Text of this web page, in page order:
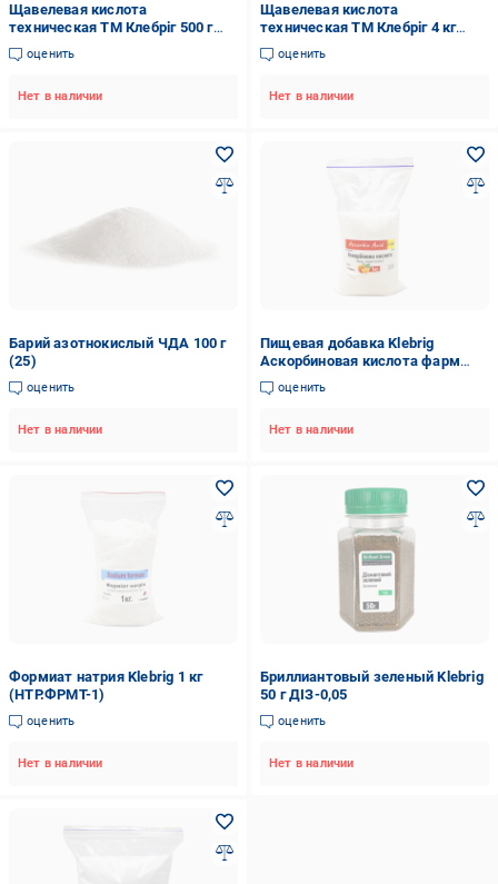
Щавелевая кислота
техническая ТМ Клебріг 500 г
(2065271974)
оценить
Нет в наличии
Щавелевая кислота
техническая ТМ Клебріг 4 кг
(2065271940)
оценить
Нет в наличии
Барий азотнокислый ЧДА 100 г
(25)
оценить
Нет в наличии
Пищевая добавка Klebrig
Аскорбиновая кислота фарм
Е-300 1 кг (АСК-1)
оценить
Нет в наличии
Формиат натрия Klebrig 1 кг
(НТР.ФРМТ-1)
оценить
Нет в наличии
Бриллиантовый зеленый Klebrig
50 г ДІЗ-0,05
оценить
Нет в наличии